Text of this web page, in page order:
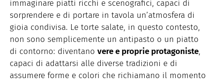
immaginare piatti ricchi e scenografici, capaci di
sorprendere e di portare in tavola un’atmosfera di
gioia condivisa. Le torte salate, in questo contesto,
non sono semplicemente un antipasto o un piatto
di contorno: diventano vere e proprie protagoniste,
capaci di adattarsi alle diverse tradizioni e di
assumere forme e colori che richiamano il momento